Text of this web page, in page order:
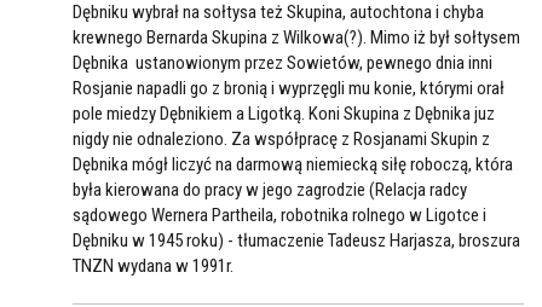
Dębniku wybrał na sołtysa też Skupina, autochtona i chyba
krewnego Bernarda Skupina z Wilkowa(?). Mimo iż był sołtysem
Dębnika ustanowionym przez Sowietów, pewnego dnia inni
Rosjanie napadli go z bronią i wyprzęgli mu konie, którymi orał
pole miedzy Dębnikiem a Ligotką. Koni Skupina z Dębnika juz
nigdy nie odnaleziono. Za współpracę z Rosjanami Skupin z
Dębnika mógł liczyć na darmową niemiecką siłę roboczą, która
była kierowana do pracy w jego zagrodzie (Relacja radcy
sądowego Wernera Partheila, robotnika rolnego w Ligotce i
Dębniku w 1945 roku) - tłumaczenie Tadeusz Harjasza, broszura
TNZN wydana w 1991r.